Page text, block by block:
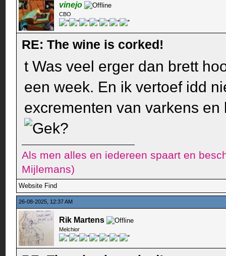
vinejo
CBO
RE: The wine is corked!
t Was veel erger dan brett
een week. En ik vertoef idd
excrementen van varkens
Als men alles en iedereen spaart en
Mijlemans)
Website Find
26-08-2025, 12:37 AM
Rik Martens
Melchior